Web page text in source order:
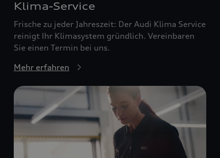
Klima-Service
Frische zu jeder Jahreszeit: Der Audi Klima Service
reinigt Ihr Klimasystem gründlich. Vereinbaren
Sie einen Termin bei uns.
Mehr erfahren